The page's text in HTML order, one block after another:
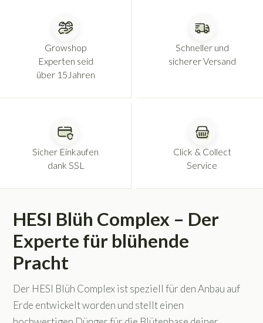
Growshop
Experten seid
über 15Jahren
Schneller und
sicherer Versand
Sicher Einkaufen
dank SSL
Click & Collect
Service
HESI Blüh Complex – Der
Experte für blühende
Pracht
Der HESI Blüh Complex ist speziell für den Anbau auf
Erde entwickelt worden und stellt einen